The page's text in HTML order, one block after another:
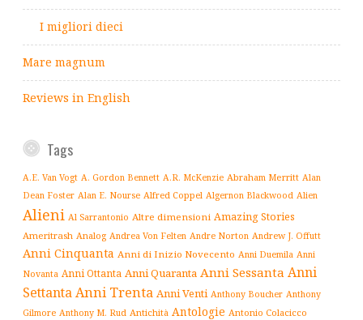
I migliori dieci
Mare magnum
Reviews in English
Tags
A.E. Van Vogt A. Gordon Bennett A.R. McKenzie Abraham Merritt Alan
Dean Foster Alan E. Nourse Alfred Coppel Algernon Blackwood Alien
Alieni Al Sarrantonio Altre dimensioni Amazing Stories
Ameritrash Analog Andrea Von Felten Andre Norton Andrew J. Offutt
Anni Cinquanta Anni di Inizio Novecento Anni Duemila Anni
Novanta Anni Ottanta Anni Quaranta Anni Sessanta Anni
SettantaAnni Trenta Anni Venti Anthony Boucher Anthony
Gilmore Anthony M. Rud Antichità Antologie Antonio Colacicco